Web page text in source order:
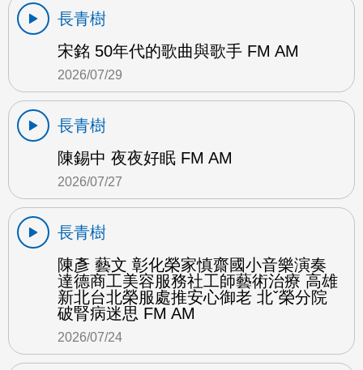
長青樹
宋銘 50年代的歌曲與歌手 FM AM
2026/07/29
長青樹
陳錫中 夜夜好眠 FM AM
2026/07/27
長青樹
陳彥 藝文 彰化榮家慎齋國小音樂演奏
達德商工美容服務社工師藝術治療 高雄
新北台北榮服處推安心御老 北ˇ榮分院
破腎病迷思 FM AM
2026/07/24